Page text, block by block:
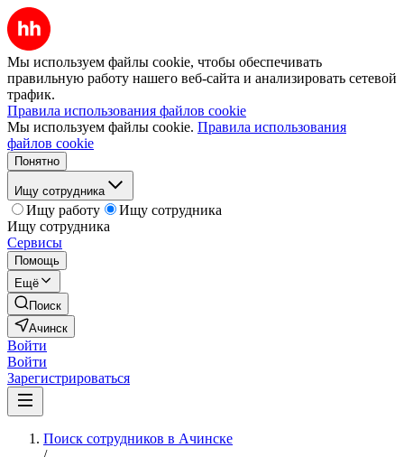
Мы используем файлы cookie, чтобы обеспечивать
правильную работу нашего веб-сайта и анализировать сетевой
трафик.
Правила использования файлов cookie
Мы используем файлы cookie. Правила использования
файлов cookie
Понятно
Ищу сотрудника
Ищу работу
Ищу сотрудника
Ищу сотрудника
Сервисы
Помощь
Ещё
Поиск
Ачинск
Войти
Войти
Зарегистрироваться
Поиск сотрудников в Ачинске